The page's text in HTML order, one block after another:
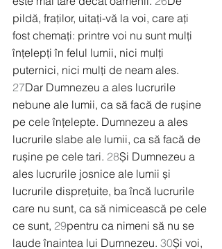
pildă, fraților, uitați-vă la voi, care ați
fost chemați: printre voi nu sunt mulți
înțelepți în felul lumii, nici mulți
puternici, nici mulți de neam ales.
27Dar Dumnezeu a ales lucrurile
nebune ale lumii, ca să facă de rușine
pe cele înțelepte. Dumnezeu a ales
lucrurile slabe ale lumii, ca să facă de
rușine pe cele tari. 28Și Dumnezeu a
ales lucrurile josnice ale lumii și
lucrurile disprețuite, ba încă lucrurile
care nu sunt, ca să nimicească pe cele
ce sunt, 29pentru ca nimeni să nu se
laude înaintea lui Dumnezeu. 30Și voi,